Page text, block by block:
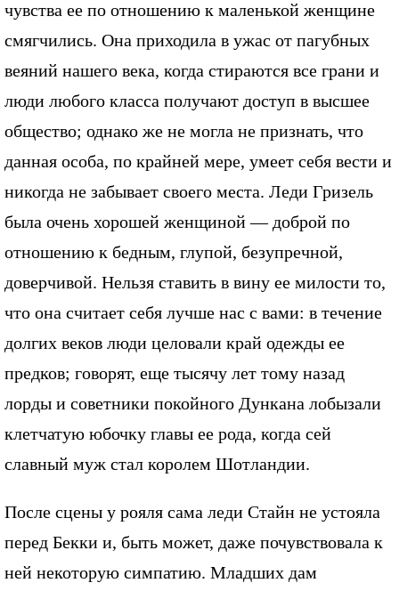
чувства ее по отношению к маленькой женщине
смягчились. Она приходила в ужас от пагубных
веяний нашего века, когда стираются все грани и
люди любого класса получают доступ в высшее
общество; однако же не могла не признать, что
данная особа, по крайней мере, умеет себя вести и
никогда не забывает своего места. Леди Гризель
была очень хорошей женщиной — доброй по
отношению к бедным, глупой, безупречной,
доверчивой. Нельзя ставить в вину ее милости то,
что она считает себя лучше нас с вами: в течение
долгих веков люди целовали край одежды ее
предков; говорят, еще тысячу лет тому назад
лорды и советники покойного Дункана лобызали
клетчатую юбочку главы ее рода, когда сей
славный муж стал королем Шотландии.
После сцены у рояля сама леди Стайн не устояла
перед Бекки и, быть может, даже почувствовала к
ней некоторую симпатию. Младших дам